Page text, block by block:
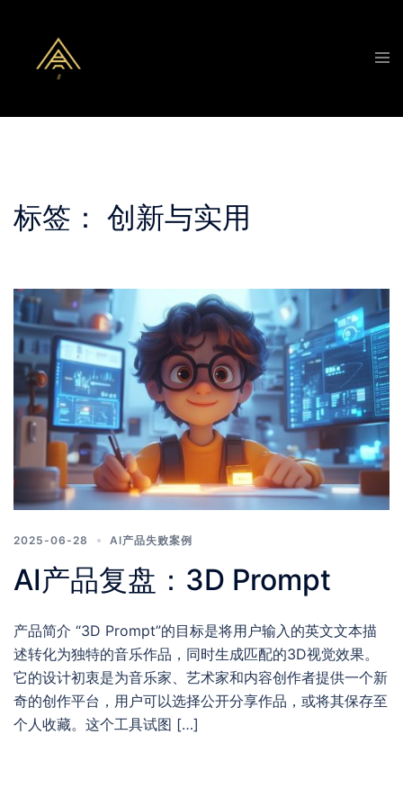
content
标签： 创新与实用
2025-06-28 AI产品失败案例
AI产品复盘：3D Prompt
产品简介 “3D Prompt”的目标是将用户输入的英文文本描
述转化为独特的音乐作品，同时生成匹配的3D视觉效果。
它的设计初衷是为音乐家、艺术家和内容创作者提供一个新
奇的创作平台，用户可以选择公开分享作品，或将其保存至
个人收藏。这个工具试图 […]